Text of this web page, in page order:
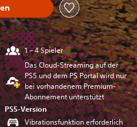
1 – 4 Spieler
Das Cloud-Streaming auf der
PS5 und dem PS Portal wird nur
bei vorhandenem Premium-
Abonnement unterstützt
PS5-Version
Vibrationsfunktion erforderlich